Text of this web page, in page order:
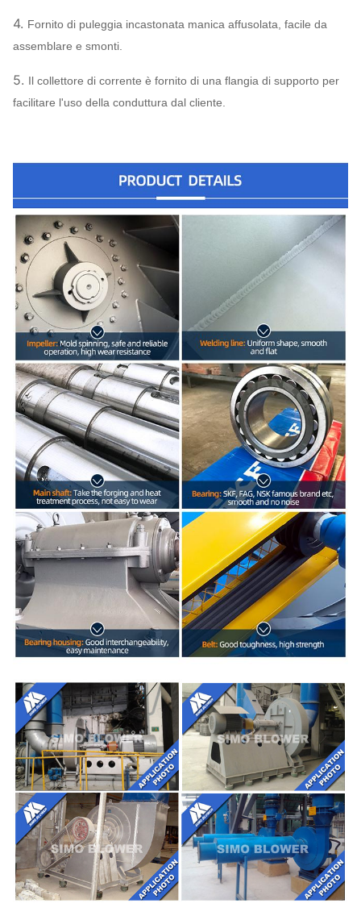
4. Fornito di puleggia incastonata manica affusolata, facile da
assemblare e smonti.
5. Il collettore di corrente è fornito di una flangia di supporto per
facilitare l'uso della conduttura dal cliente.